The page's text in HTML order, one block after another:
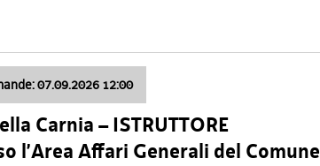
07.09.2026 12:00
Carnia – ISTRUTTORE
l’Area Affari Generali del Comune